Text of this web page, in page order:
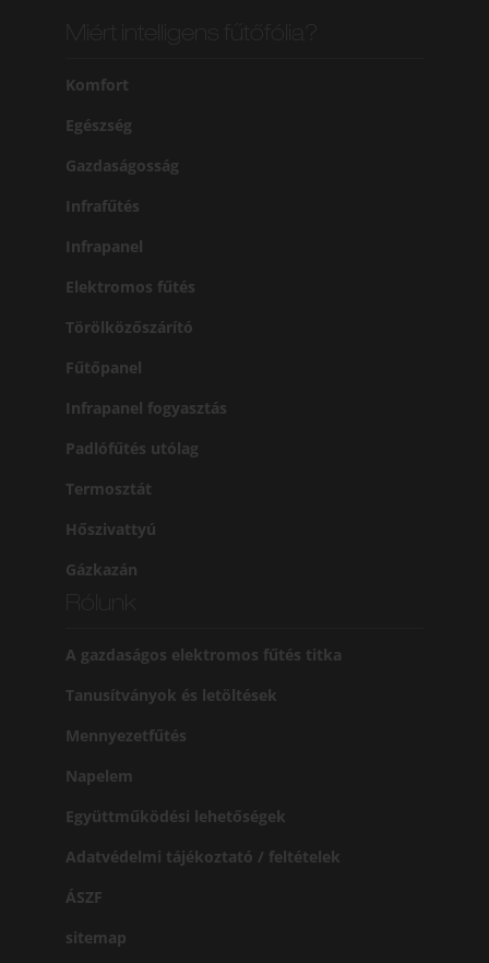
Komfort
Egészség
Gazdaságosság
Infrafűtés
Infrapanel
Elektromos fűtés
Törölközőszárító
Fűtőpanel
Infrapanel fogyasztás
Padlófűtés utólag
Termosztát
Hőszivattyú
Gázkazán
A gazdaságos elektromos fűtés titka
Tanusítványok és letöltések
Mennyezetfűtés
Napelem
Együttműködési lehetőségek
Adatvédelmi tájékoztató / feltételek
ÁSZF
sitemap